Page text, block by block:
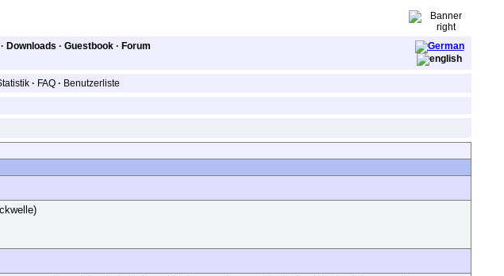
· Downloads · Guestbook · Forum
· FAQ · Benutzerliste